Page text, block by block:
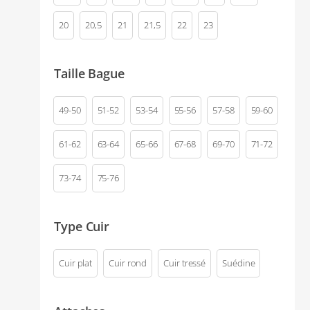
20 20,5 21 21,5 22 23
Taille Bague
49-50 51-52 53-54 55-56 57-58 59-60
61-62 63-64 65-66 67-68 69-70 71-72
73-74 75-76
Type Cuir
Cuir plat Cuir rond Cuir tressé Suédine